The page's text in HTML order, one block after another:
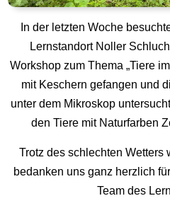
In der letzten Woche
Lernstandort Noller
Workshop zum Thema „Tiere
mit Keschern gefangen und
unter dem Mikroskop
den Tiere mit Naturfarben
Trotz des schlechten Wetters
bedanken uns ganz herzlich
Team des